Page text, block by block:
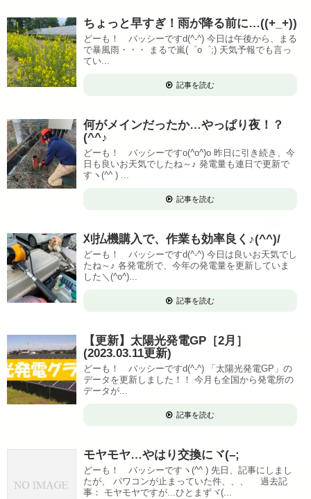
ちょっと早すぎ！雨が降る前に…((+_+))
どーも！ バッシーですd(^-^) 今日は午後から、まる
で暴風雨・・・ まるで嵐(゜o゜;) 天気予報でも言っ
てい...
記事を読む
何がメインだったか…やっぱり夜！？
(^^♪
どーも！ バッシーですo(^o^)o 昨日に引き続き、今
日も良いお天気でしたね～♪ 発電量も連日で更新で
すヽ(^^ ) ...
記事を読む
刈払機購入で、作業も効率良く♪(^^)/
どーも！ バッシーですd(^-^) 今日は良いお天気でし
たね～♪ 各発電所で、今年の発電量を更新していま
した＼(^o^)...
記事を読む
【更新】太陽光発電GP［2月］
(2023.03.11更新)
どーも！ バッシーですd(^-^) 「太陽光発電GP」の
データを更新しました！！ 今月も全国から発電所の
データが...
記事を読む
モヤモヤ…やはり交換にヾ(–;
どーも！ バッシーですヽ(^^ ) 先日、記事にしまし
たが、 パワコンが止まっていた件、、、 過去記
事： モヤモヤですが...ひとまずヾ(...